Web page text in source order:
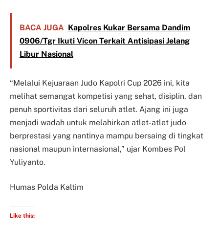
BACA JUGA Kapolres Kukar Bersama Dandim
0906/Tgr Ikuti Vicon Terkait Antisipasi Jelang
Libur Nasional
“Melalui Kejuaraan Judo Kapolri Cup 2026 ini, kita
melihat semangat kompetisi yang sehat, disiplin, dan
penuh sportivitas dari seluruh atlet. Ajang ini juga
menjadi wadah untuk melahirkan atlet-atlet judo
berprestasi yang nantinya mampu bersaing di tingkat
nasional maupun internasional,” ujar Kombes Pol
Yuliyanto.
Humas Polda Kaltim
Like this: